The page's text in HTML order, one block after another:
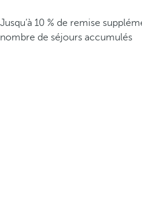
Jusqu’à 10 % de remise
nombre de séjours accumulés